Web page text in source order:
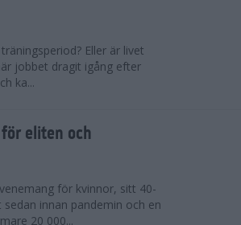
Eller är livet
jobbet dragit igång efter
ka...
eliten och
för kvinnor, sitt 40-
innan pandemin och en
20 000...